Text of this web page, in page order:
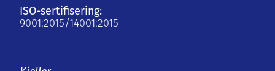
ISO-sertifisering:
9001:2015/14001:2015